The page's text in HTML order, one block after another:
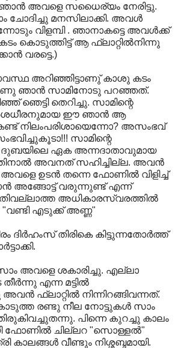
അവളെ സധൈര്യം നേരിട്ടു.
ചോദിച്ചു മനസിലാക്കി. അവള്‍
വിളമ്പി . ഞാനാകട്ടെ അവള്‍ക്ക്
കൊടുത്തിട്ട് ആ ഫ്ലാറ്റില്‍നിന്നു
വരട്ടെ.)
അറിഞ്ഞിട്ടാണു് കാശു കടം
ഞാന്‍ സാമിനോടു പറഞ്ഞത്.
ഞെട്ടി തെറിച്ചു. സാമിന്റെ
ഈ ഞാന്‍ ആ
കണ്ട് നിലം‌പരിശായെന്നോ? അസംഭവ്
സാമിന്റെ
ഏക അന്നദാതാവുമായ
അവനത് സഹിച്ചില്ല. അവന്‍
ഉടന്‍ തന്നെ ഫോണില്‍ വിളിച്ച്
അങ്ങോട്ട് വരുന്നുണ്ട് എന്ന്
അധികാരസ്വരത്തില്‍
എടുക്ക് അണ്ണ"
ദിര്‍ഹംസ് തിരികെ കിട്ടുന്നതോര്‍ത്ത്
അവളെ ശകാരിച്ചു. എല്ലാ
എന്ന മട്ടില്‍
ഫ്ലാറ്റില്‍ നിന്നിറങ്ങിവന്നത്.
രണ്ടു നീല നോട്ടുകള്‍ സാം
പിന്നെ കുറച്ചു കാലം
ഫോണില്‍ ചില്ലറ "സൊള്ളല്‍"
കാലങ്ങള്‍ വീണ്ടും നിശ്ശബ്ദമായി.